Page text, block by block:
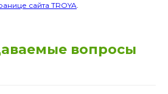
сайта TROYA.
вопросы